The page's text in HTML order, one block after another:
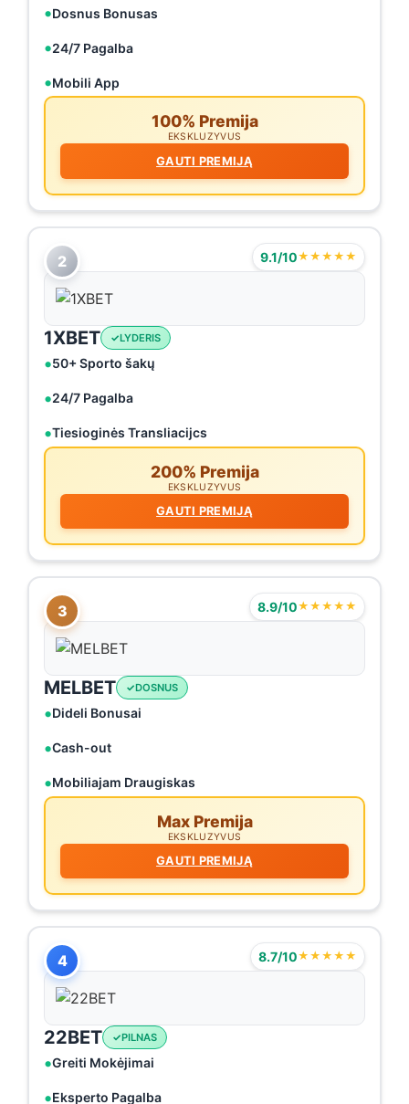
Dosnus Bonusas
24/7 Pagalba
Mobili App
100% Premija
EKSKLUZYVUS
GAUTI PREMIJĄ
2 9.1/10★★★★★
1XBET LYDERIS
50+ Sporto šakų
24/7 Pagalba
Tiesioginės Transliacijcs
200% Premija
EKSKLUZYVUS
GAUTI PREMIJĄ
3 8.9/10★★★★★
MELBET DOSNUS
Dideli Bonusai
Cash-out
Mobiliajam Draugiskas
Max Premija
EKSKLUZYVUS
GAUTI PREMIJĄ
4 8.7/10★★★★★
22BET PILNAS
Greiti Mokėjimai
Eksperto Pagalba